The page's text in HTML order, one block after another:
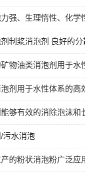
强、生理惰性、化学
制浆消泡剂 良好的分
物油类消泡剂用于水
剂用于水性体系的高
够有效的消除泡沫和
污水消泡
的粉状消泡粉广泛应